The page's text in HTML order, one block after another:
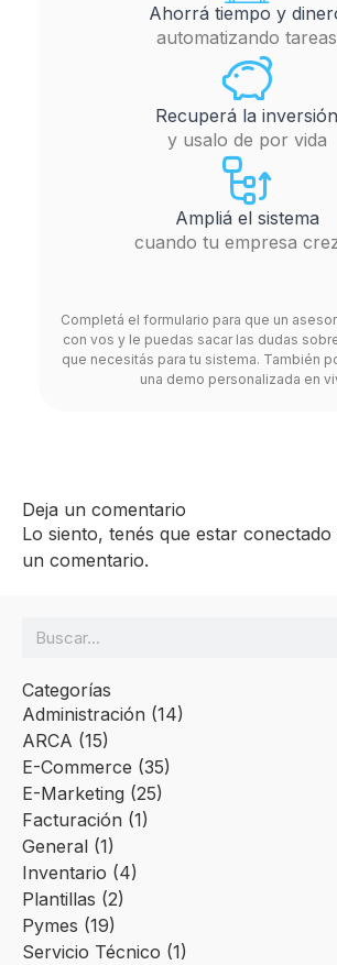
Ahorrá tiempo y
automatizando tareas
Recuperá la inversión
y usalo de por vida
Ampliá el sistema
cuando tu empresa
Completá el formulario para que un
con vos y le puedas sacar las dudas
que necesitás para tu sistema. También
una demo personalizada en
Deja un comentario
Lo siento, tenés que estar conectado
un comentario.
Categorías
Administración (14)
ARCA (15)
E-Commerce (35)
E-Marketing (25)
Facturación (1)
General (1)
Inventario (4)
Plantillas (2)
Pymes (19)
Servicio Técnico (1)